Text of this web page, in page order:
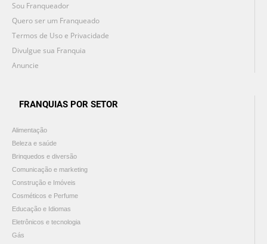
Sou Franqueador
Quero ser um Franqueado
Termos de Uso e Privacidade
Divulgue sua Franquia
Anuncie
FRANQUIAS POR SETOR
Alimentação
Beleza e saúde
Brinquedos e diversão
Comunicação e marketing
Construção e Imóveis
Cosméticos e Perfume
Educação e Idiomas
Eletrônicos e tecnologia
Gás